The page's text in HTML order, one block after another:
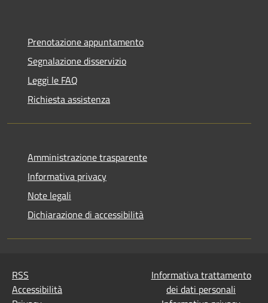
Prenotazione appuntamento
Segnalazione disservizio
Leggi le FAQ
Richiesta assistenza
Amministrazione trasparente
Informativa privacy
Note legali
Dichiarazione di accessibilità
RSS
Accessibilità
Informativa trattamento
dei dati personali